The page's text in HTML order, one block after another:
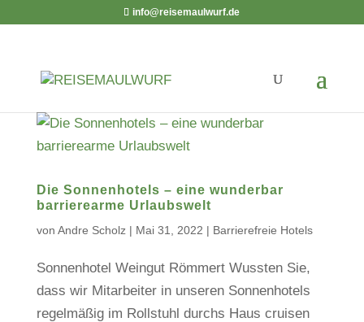
info@reisemaulwurf.de
Die Sonnenhotels – eine wunderbar
barrierearme Urlaubswelt
von Andre Scholz| Mai 31, 2022 | Barrierefreie Hotels
Sonnenhotel Weingut Römmert Wussten Sie,
dass wir Mitarbeiter in unseren Sonnenhotels
regelmäßig im Rollstuhl durchs Haus cruisen